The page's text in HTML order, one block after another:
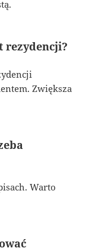
rezydencji?
Zwiększa
Warto